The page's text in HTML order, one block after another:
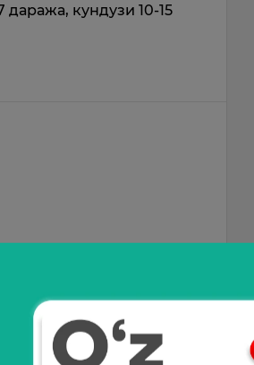
даража, кундузи 10-15